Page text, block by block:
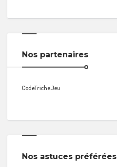
Nos partenaires
CodeTricheJeu
Nos astuces préférées